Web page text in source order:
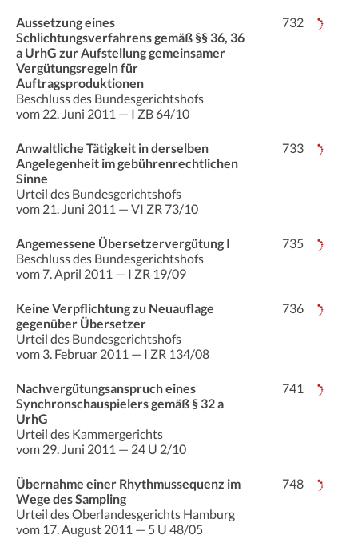
Aussetzung eines
Schlichtungsverfahrens gemäß §§ 36, 36
a UrhG zur Aufstellung gemeinsamer
Vergütungsregeln für
Auftragsproduktionen
Beschluss des Bundesgerichtshofs
vom 22. Juni 2011 — I ZB 64/10
732
Anwaltliche Tätigkeit in derselben
Angelegenheit im gebührenrechtlichen
Sinne
Urteil des Bundesgerichtshofs
vom 21. Juni 2011 — VI ZR 73/10
733
Angemessene Übersetzervergütung I
Beschluss des Bundesgerichtshofs
vom 7. April 2011 — I ZR 19/09
735
Keine Verpflichtung zu Neuauflage
gegenüber Übersetzer
Urteil des Bundesgerichtshofs
vom 3. Februar 2011 — I ZR 134/08
736
Nachvergütungsanspruch eines
Synchronschauspielers gemäß § 32 a
UrhG
Urteil des Kammergerichts
vom 29. Juni 2011 — 24 U 2/10
741
Übernahme einer Rhythmussequenz im
Wege des Sampling
Urteil des Oberlandesgerichts Hamburg
vom 17. August 2011 — 5 U 48/05
748